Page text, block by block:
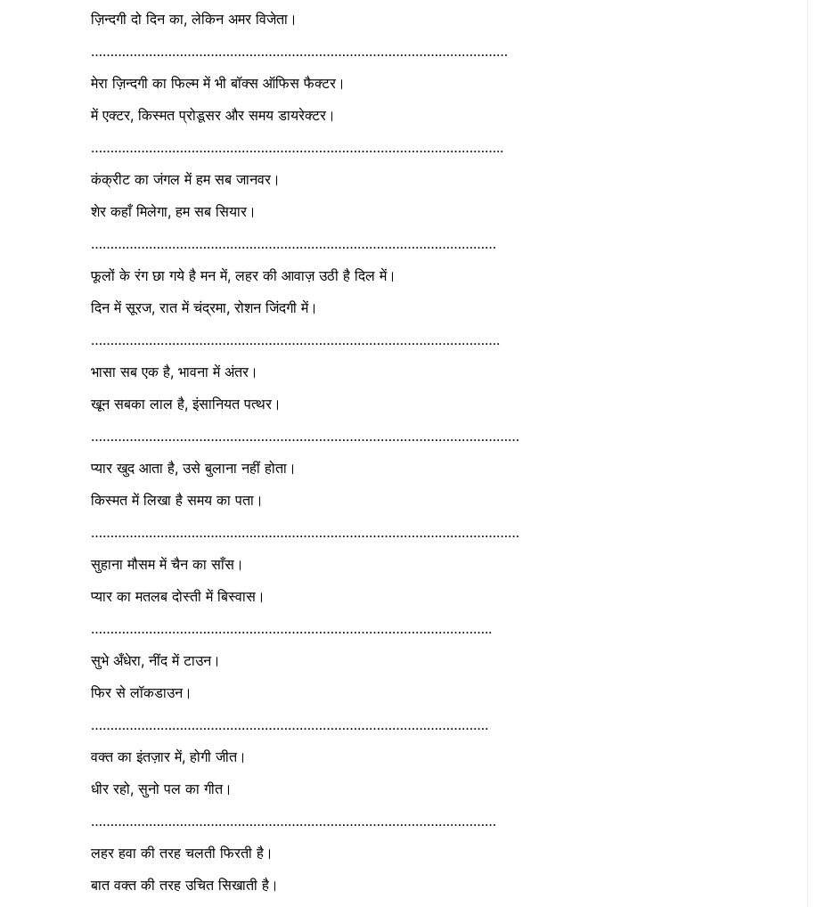
ज़िन्दगी दो दिन का, लेकिन अमर विजेता।
………………………………………………………………………………………………
मेरा ज़िन्दगी का फिल्म में भी बॉक्स ऑफिस फैक्टर।
में एक्टर, किस्मत प्रोडूसर और समय डायरेक्टर।
……………………………………………………………………………………………..
कंक्रीट का जंगल में हम सब जानवर।
शेर कहाँ मिलेगा, हम सब सियार।
……………………………………………………………………………………………
फूलों के रंग छा गये है मन में, लहर की आवाज़ उठी है दिल में।
दिन में सूरज, रात में चंद्रमा, रोशन जिंदगी में।
…………………………………………………………………………………………….
भासा सब एक है, भावना में अंतर।
खून सबका लाल है, इंसानियत पत्थर।
…………………………………………………………………………………………………
प्यार खुद आता है, उसे बुलाना नहीं होता।
किस्मत में लिखा है समय का पता।
…………………………………………………………………………………………………
सुहाना मौसम में चैन का साँस।
प्यार का मतलब दोस्ती में बिस्वास।
…………………………………………………………………………………………..
सुभे अँधेरा, नींद में टाउन।
फिर से लॉकडाउन।
………………………………………………………………………………………….
वक्त का इंतज़ार में, होगी जीत।
धीर रहो, सुनो पल का गीत।
……………………………………………………………………………………………
लहर हवा की तरह चलती फिरती है।
बात वक्त की तरह उचित सिखाती है।